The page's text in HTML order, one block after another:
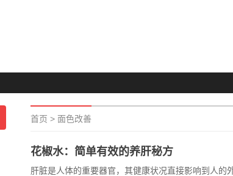
首页 > 面色改善
花椒水：简单有效的养肝秘方
肝脏是人体的重要器官，其健康状况直接影响到人